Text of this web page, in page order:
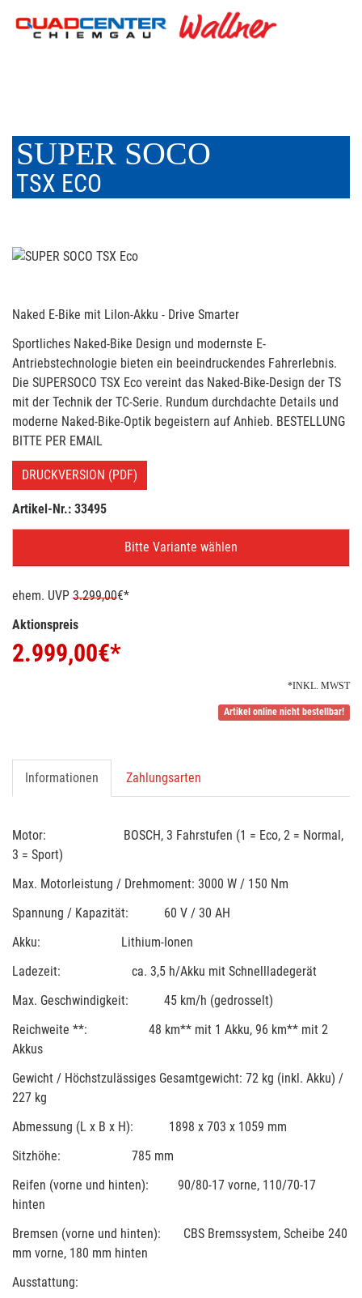
SUPER SOCO
TSX ECO
Naked E-Bike mit LiIon-Akku - Drive Smarter
Sportliches Naked-Bike Design und modernste E-
Antriebstechnologie bieten ein beeindruckendes Fahrerlebnis.
Die SUPERSOCO TSX Eco vereint das Naked-Bike-Design der TS
mit der Technik der TC-Serie. Rundum durchdachte Details und
moderne Naked-Bike-Optik begeistern auf Anhieb. BESTELLUNG
BITTE PER EMAIL
DRUCKVERSION (PDF)
Artikel-Nr.: 33495
Bitte Variante wählen
ehem. UVP 3.299,00€*
Aktionspreis
2.999,00€*
*INKL. MWST
Artikel online nicht bestellbar!
Informationen Zahlungsarten
Motor: BOSCH, 3 Fahrstufen (1 = Eco, 2 = Normal,
3 = Sport)
Max. Motorleistung / Drehmoment: 3000 W / 150 Nm
Spannung / Kapazität: 60 V / 30 AH
Akku: Lithium-Ionen
Ladezeit: ca. 3,5 h/Akku mit Schnellladegerät
Max. Geschwindigkeit: 45 km/h (gedrosselt)
Reichweite **: 48 km** mit 1 Akku, 96 km** mit 2
Akkus
Gewicht / Höchstzulässiges Gesamtgewicht: 72 kg (inkl. Akku) /
227 kg
Abmessung (L x B x H): 1898 x 703 x 1059 mm
Sitzhöhe: 785 mm
Reifen (vorne und hinten): 90/80-17 vorne, 110/70-17
hinten
Bremsen (vorne und hinten): CBS Bremssystem, Scheibe 240
mm vorne, 180 mm hinten
Ausstattung: